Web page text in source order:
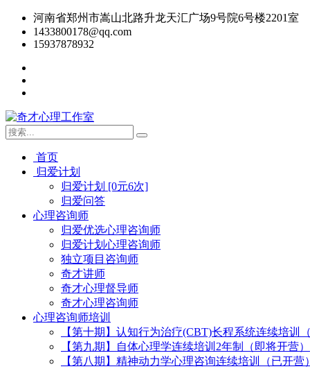
河南省郑州市嵩山北路升龙天汇广场9号院6号楼2201室
1433800178@qq.com
15937878932
首页
归爱计划
归爱计划 [0元6次]
归爱问答
心理咨询师
归爱优选心理咨询师
归爱计划心理咨询师
独立项目咨询师
奇才讲师
奇才心理督导师
奇才心理咨询师
心理咨询师培训
【第十期】认知行为治疗(CBT)长程系统连续培训
【第九期】自体心理学连续培训2年制（即将开营）
【第八期】精神动力学心理咨询连续培训（已开营）